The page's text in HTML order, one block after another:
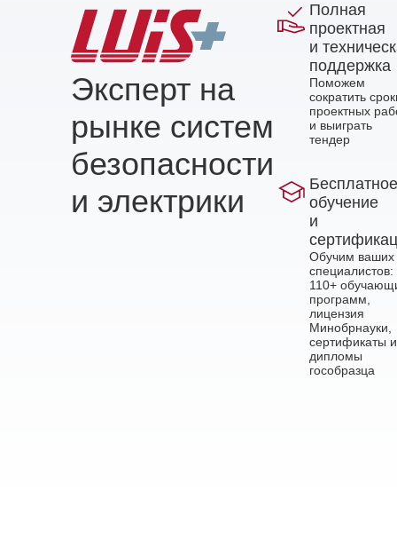
Эксперт на
рынке систем
безопасности
и электрики
Полная
проектная
и
поддержка
Поможем
сократить
проектных
и выиграть
тендер
Бесплатное
обучение
и
Обучим ваших
специалистов:
110+
программ,
лицензия
Минобрнауки,
сертификаты и
дипломы
гособразца